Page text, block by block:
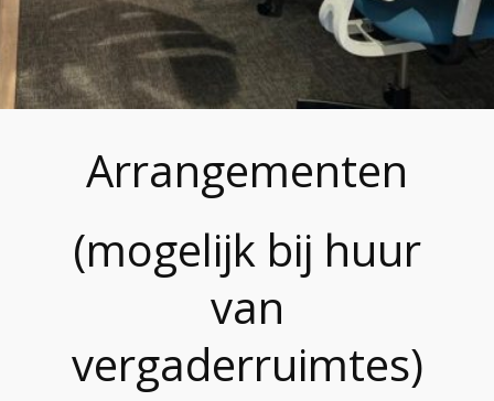
Arrangementen
(mogelijk bij huur
van
vergaderruimtes)